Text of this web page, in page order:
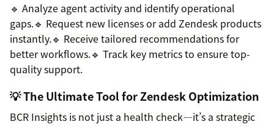
🔹 Analyze agent activity and identify operational
gaps.🔹 Request new licenses or add Zendesk products
instantly.🔹 Receive tailored recommendations for
better workflows.🔹 Track key metrics to ensure top-
quality support.
💡 The Ultimate Tool for Zendesk Optimization
BCR Insights is not just a health check—it’s a strategic